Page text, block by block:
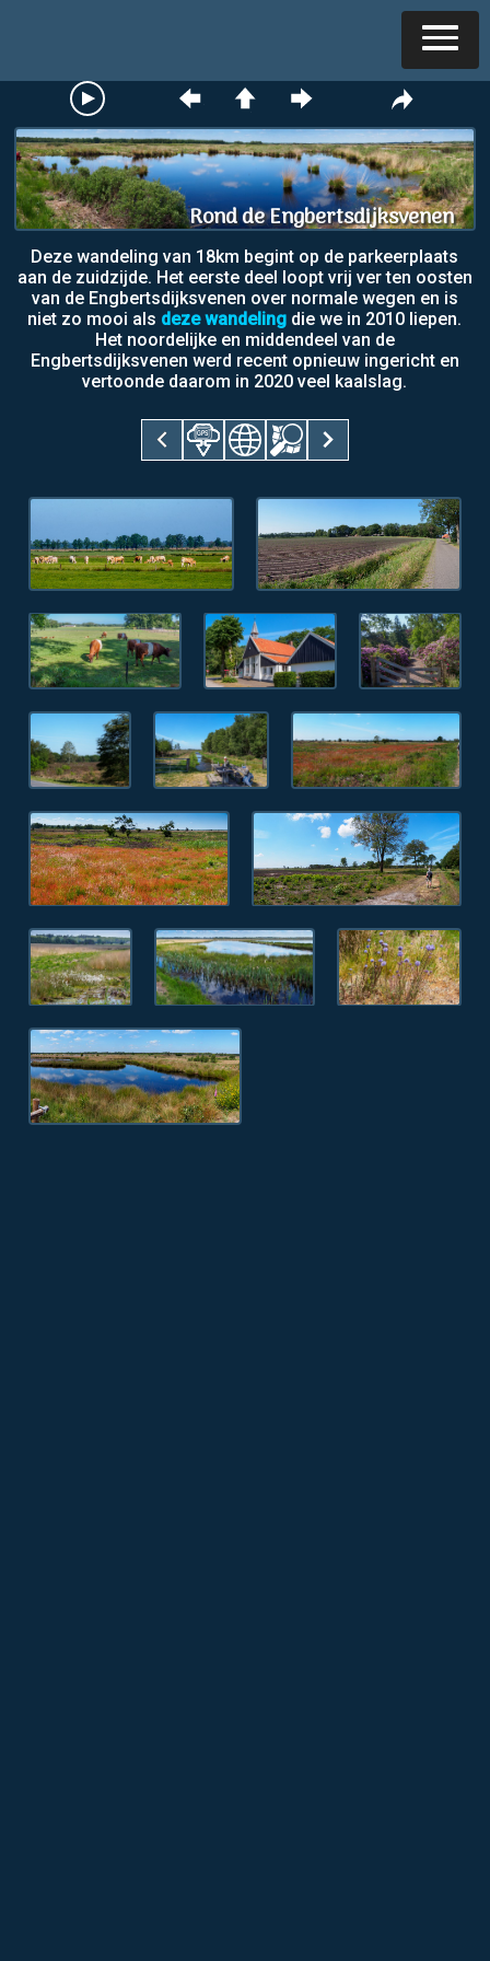
Rond de Engbertsdijksvenen
Deze wandeling van 18km begint op de parkeerplaats
aan de zuidzijde. Het eerste deel loopt vrij ver ten oosten
van de Engbertsdijksvenen over normale wegen en is
niet zo mooi als deze wandeling die we in 2010 liepen.
Het noordelijke en middendeel van de
Engbertsdijksvenen werd recent opnieuw ingericht en
vertoonde daarom in 2020 veel kaalslag.